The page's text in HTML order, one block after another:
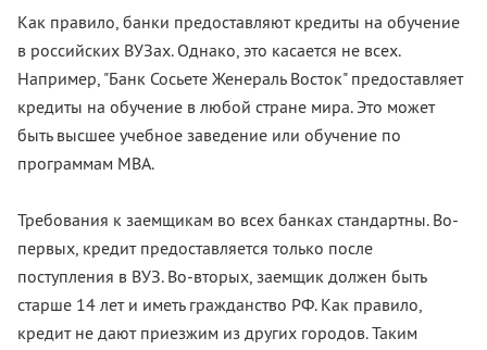
Как правило, банки предоставляют кредиты на обучение
в российских ВУЗах. Однако, это касается не всех.
Например, "Банк Сосьете Женераль Восток" предоставляет
кредиты на обучение в любой стране мира. Это может
быть высшее учебное заведение или обучение по
программам МВА.
Требования к заемщикам во всех банках стандартны. Во-
первых, кредит предоставляется только после
поступления в ВУЗ. Во-вторых, заемщик должен быть
старше 14 лет и иметь гражданство РФ. Как правило,
кредит не дают приезжим из других городов. Таким